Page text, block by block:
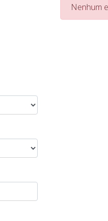
Nenhum